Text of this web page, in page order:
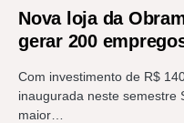
Nova loja da
gerar 200
Com investimento de R$
inaugurada neste semestre
maior…